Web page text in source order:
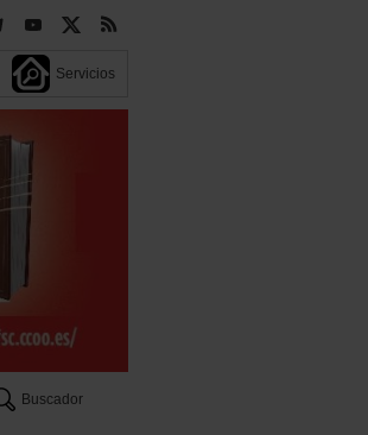
Servicios
Buscador